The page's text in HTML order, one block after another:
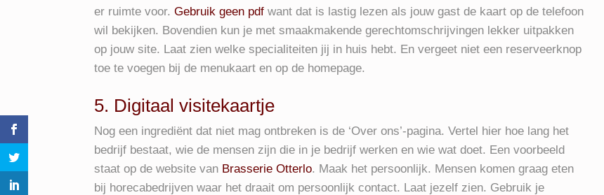
er ruimte voor.Gebruik geen pdf want dat is lastig lezen als jouw gast de kaart op de telefoon
wil bekijken. Bovendien kun je met smaakmakende gerechtomschrijvingen lekker uitpakken
op jouw site. Laat zien welke specialiteiten jij in huis hebt. En vergeet niet een reserveerknop
toe te voegen bij de menukaart en op de homepage.
5. Digitaal visitekaartje
Nog een ingrediënt dat niet mag ontbreken is de ‘Over ons’-pagina. Vertel hier hoe lang het
bedrijf bestaat, wie de mensen zijn die in je bedrijf werken en wie wat doet. Een voorbeeld
staat op de website van Brasserie Otterlo. Maak het persoonlijk. Mensen komen graag eten
bij horecabedrijven waar het draait om persoonlijk contact. Laat jezelf zien. Gebruik je